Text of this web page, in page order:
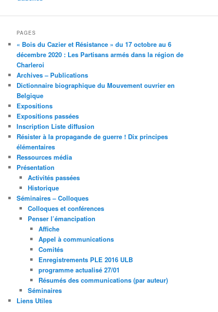
PAGES
« Bois du Cazier et Résistance » du 17 octobre au 6
décembre 2020 : Les Partisans armés dans la région de
Charleroi
Archives – Publications
Dictionnaire biographique du Mouvement ouvrier en
Belgique
Expositions
Expositions passées
Inscription Liste diffusion
Résister à la propagande de guerre ! Dix principes
élémentaires
Ressources média
Présentation
Activités passées
Historique
Séminaires – Colloques
Colloques et conférences
Penser l’émancipation
Affiche
Appel à communications
Comités
Enregistrements PLE 2016 ULB
programme actualisé 27/01
Résumés des communications (par auteur)
Séminaires
Liens Utiles